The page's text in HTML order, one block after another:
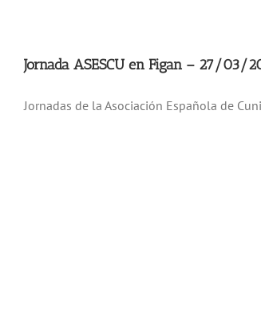
Jornada ASESCU en Figan – 27/03/
Jornadas de la Asociación Española de